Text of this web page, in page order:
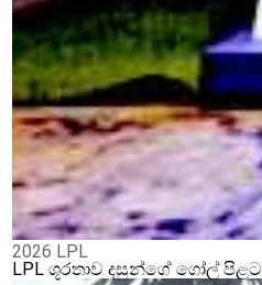
2026 LPL
LPL ශූරතාව දසුන්ගේ ගෝල් පිළට